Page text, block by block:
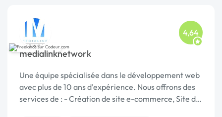
medialinknetwork
4,64
Une équipe spécialisée dans le développement web
avec plus de 10 ans d'expérience. Nous offrons des
services de : - Création de site e-commerce, Site de